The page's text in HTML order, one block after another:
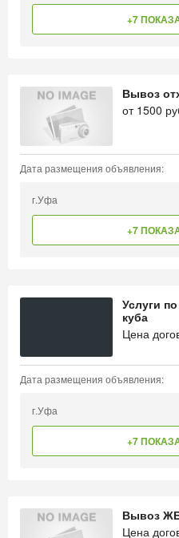
+7
Вывоз
от 1500
Дата размещения объявления:
г.Уфа
+7
Услуги
куба
Цена
Дата размещения объявления:
г.Уфа
+7
Вывоз
Цена